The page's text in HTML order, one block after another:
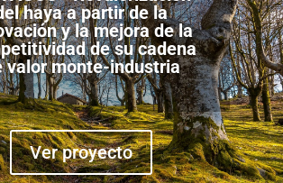
haya a partir de la
y la mejora de la
de su cadena
valor monte-industria
Ver proyecto